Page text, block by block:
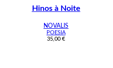
Hinos à Noite
NOVALIS
POESIA
35,00 €